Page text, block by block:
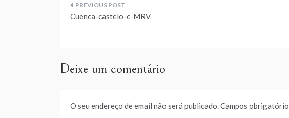
Navegação
Cuenca-castelo-c-MRV
Deixe um comentário
O seu endereço de email não será publicado.Campos